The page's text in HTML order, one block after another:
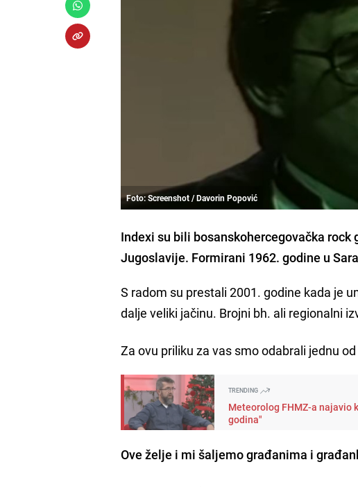
Foto: Screenshot / Davorin Popović
Indexi su bili bosanskohercegovačka
Jugoslavije. Formirani 1962. godine u
S radom su prestali 2001. godine kada je
dalje veliki jačinu. Brojni bh. ali regionalni
Za ovu priliku za vas smo odabrali jednu
TRENDING
Meteorolog FHMZ-a
godina"
Ove želje i mi šaljemo građanima i